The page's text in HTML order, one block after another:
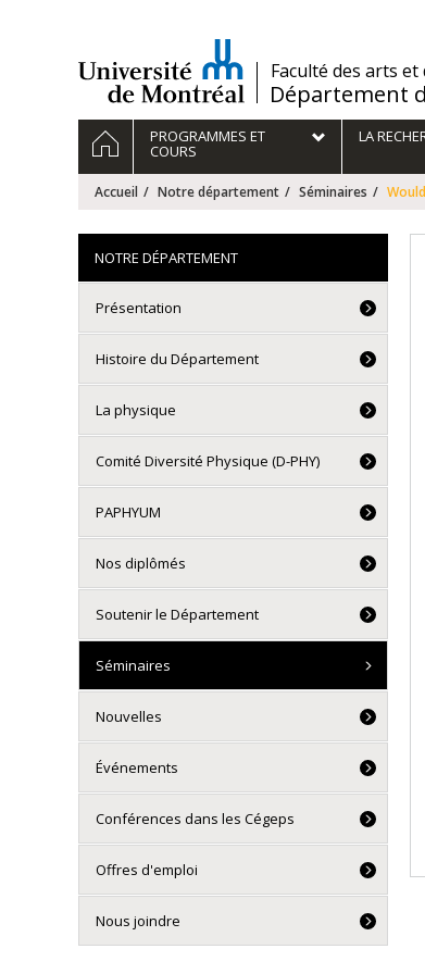
/Faculté des arts et
Département
Navigation
principale
ACCUEILPROGRAMMES ET
COURS
LA
Accueil Notre département Séminaires
NOTRE DÉPARTEMENT
Présentation
Histoire du Département
La physique
Comité Diversité Physique (D-PHY)
PAPHYUM
Nos diplômés
Soutenir le Département
Séminaires
Nouvelles
Événements
Conférences dans les Cégeps
Offres d'emploi
Nous joindre